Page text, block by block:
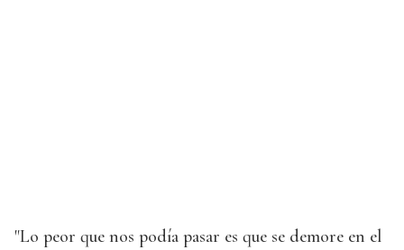
"Lo peor que nos podía pasar es que se demore en el